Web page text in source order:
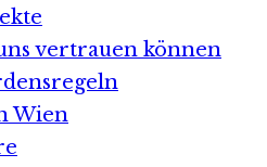
vertrauen können
Wien